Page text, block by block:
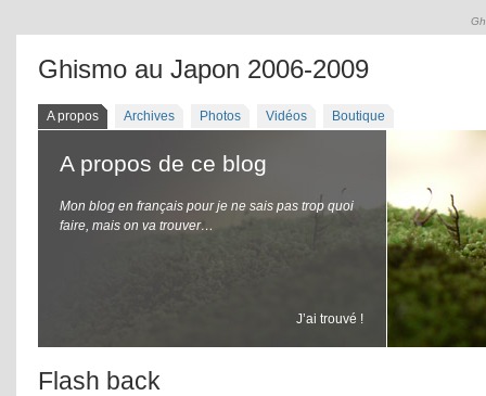
Ghismo au Japon 2006-2009
A propos Archives Photos Vidéos Boutique
A propos de ce blog
Mon blog en français pour je ne sais pas trop quoi
faire, mais on va trouver…
J’ai trouvé !
Flash back